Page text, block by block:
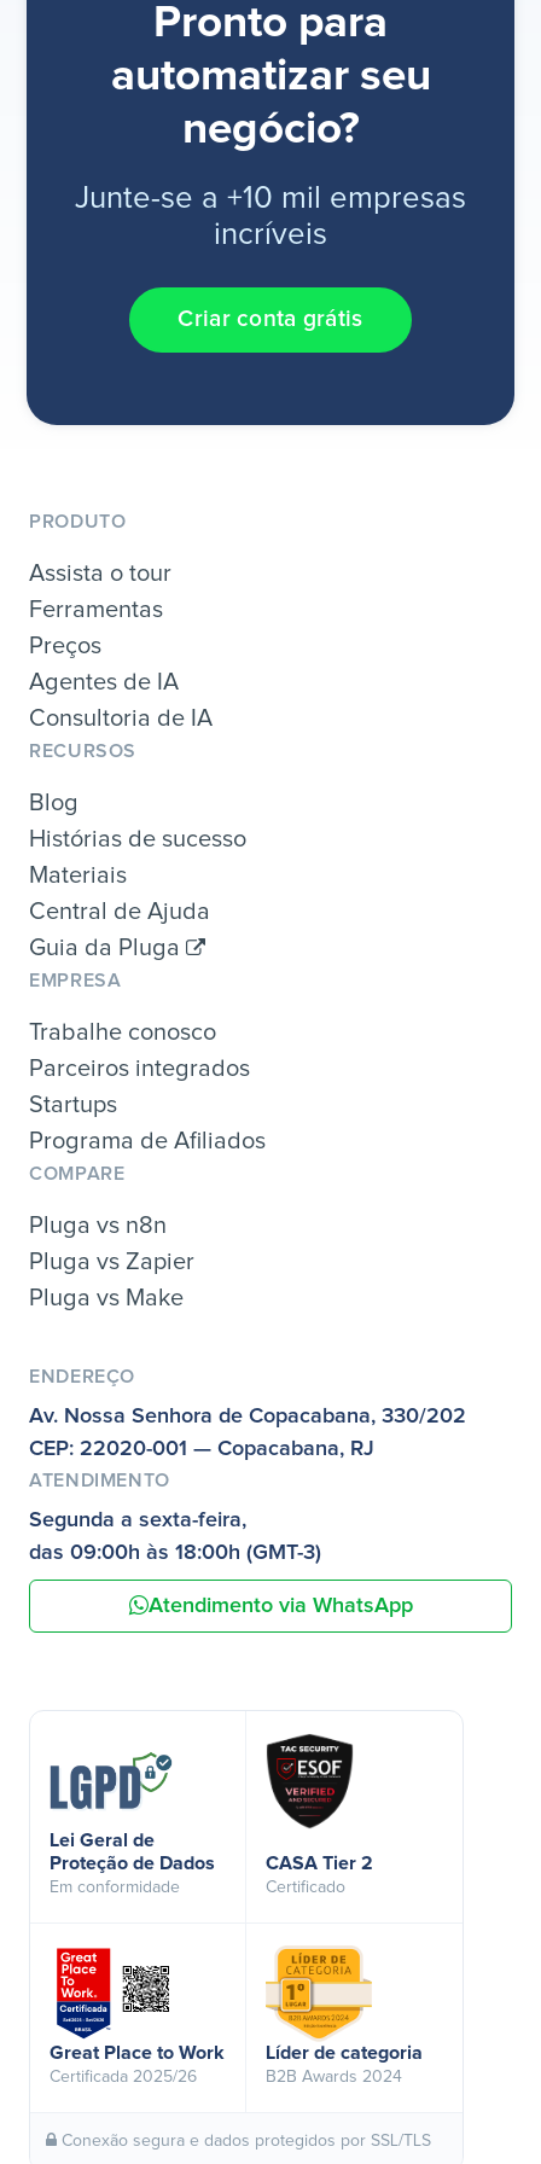
Pronto para
automatizar seu
negócio?
Junte-se a +10 mil empresas
incríveis
Criar conta grátis
PRODUTO
Assista o tour
Ferramentas
Preços
Agentes de IA
Consultoria de IA
RECURSOS
Blog
Histórias de sucesso
Materiais
Central de Ajuda
Guia da Pluga
EMPRESA
Trabalhe conosco
Parceiros integrados
Startups
Programa de Afiliados
COMPARE
Pluga vs n8n
Pluga vs Zapier
Pluga vs Make
ENDEREÇO
Av. Nossa Senhora de Copacabana, 330/202
CEP: 22020-001 — Copacabana, RJ
ATENDIMENTO
Segunda a sexta-feira,
das 09:00h às 18:00h (GMT-3)
Atendimento via WhatsApp
Lei Geral de
Proteção de Dados
Em conformidade
CASA Tier 2
Certificado
Great Place to Work
Certificada 2025/26
Líder de categoria
B2B Awards 2024
Conexão segura e dados protegidos por SSL/TLS